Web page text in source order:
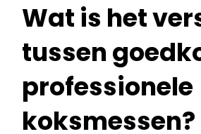
Wat is het
tussen
professionele
koksmessen?